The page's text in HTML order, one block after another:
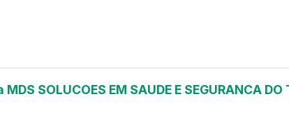
SOLUCOES EM SAUDE E SEGURANCA DO